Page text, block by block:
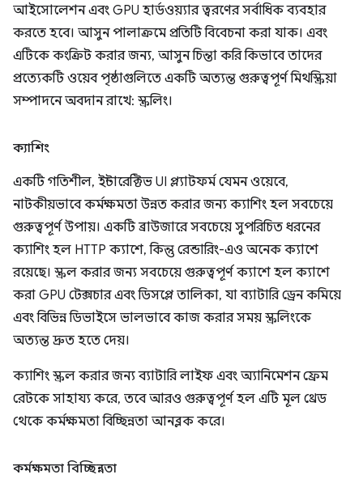
আইসোলেশন এবং GPU হার্ডওয়্যার ত্বরণের সর্বাধিক ব্যবহার
করতে হবে। আসুন পালাক্রমে প্রতিটি বিবেচনা করা যাক। এবং
এটিকে কংক্রিট করার জন্য, আসুন চিন্তা করি কিভাবে তাদের
প্রত্যেকটি ওয়েব পৃষ্ঠাগুলিতে একটি অত্যন্ত গুরুত্বপূর্ণ মিথস্ক্রিয়া
সম্পাদনে অবদান রাখে: স্ক্রলিং।
ক্যাশিং
একটি গতিশীল, ইন্টারেক্টিভ UI প্ল্যাটফর্ম যেমন ওয়েবে,
নাটকীয়ভাবে কর্মক্ষমতা উন্নত করার জন্য ক্যাশিং হল সবচেয়ে
গুরুত্বপূর্ণ উপায়। একটি ব্রাউজারে সবচেয়ে সুপরিচিত ধরনের
ক্যাশিং হল HTTP ক্যাশে, কিন্তু রেন্ডারিং-এও অনেক ক্যাশে
রয়েছে। স্ক্রল করার জন্য সবচেয়ে গুরুত্বপূর্ণ ক্যাশে হল ক্যাশে
করা GPU টেক্সচার এবং ডিসপ্লে তালিকা, যা ব্যাটারি ড্রেন কমিয়ে
এবং বিভিন্ন ডিভাইসে ভালভাবে কাজ করার সময় স্ক্রলিংকে
অত্যন্ত দ্রুত হতে দেয়।
ক্যাশিং স্ক্রল করার জন্য ব্যাটারি লাইফ এবং অ্যানিমেশন ফ্রেম
রেটকে সাহায্য করে, তবে আরও গুরুত্বপূর্ণ হল এটি মূল থ্রেড
থেকে কর্মক্ষমতা বিচ্ছিন্নতা আনব্লক করে।
কর্মক্ষমতা বিচ্ছিন্নতা